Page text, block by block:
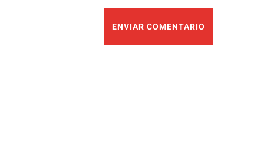
ENVIAR COMENTARIO